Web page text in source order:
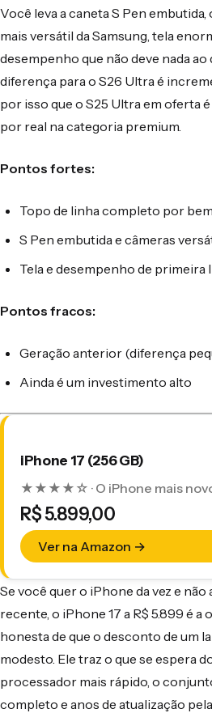
Você leva a caneta S Pen
mais versátil da Samsung, tela
desempenho que não deve nada ao
diferença para o S26 Ultra é
por isso que o S25 Ultra em oferta
por real na categoria premium.
Pontos fortes:
Topo de linha completo por
S Pen embutida e câmeras
Tela e desempenho de primeira
Pontos fracos:
Geração anterior (diferença
Ainda é um investimento alto
iPhone 17 (256 GB)
★★★★☆ · O iPhone mais
R$ 5.899,00
Ver na Amazon →
Se você quer o iPhone da vez e não
recente, o iPhone 17 a R$ 5.899 é
honesta de que o desconto de um
modesto. Ele traz o que se espera
processador mais rápido, o
completo e anos de atualização